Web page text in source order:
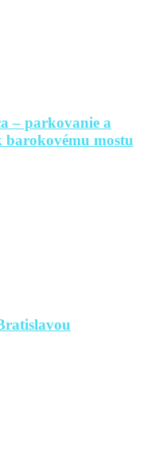
– parkovanie a
mostu